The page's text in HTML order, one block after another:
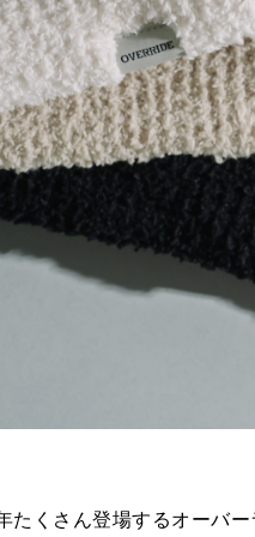
たくさん登場するオーバ